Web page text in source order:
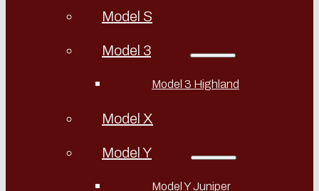
Model S
Model 3
Model 3 Highland
Model X
Model Y
Model Y Juniper